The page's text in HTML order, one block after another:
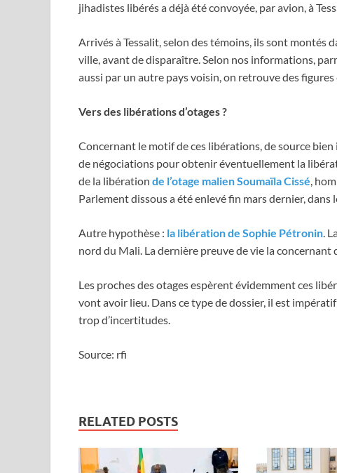
jihadistes libérés a déjà été convoyée, par avion, à
Arrivés à Tessalit, selon des témoins, ils sont montés
ville, avant de disparaître. Selon nos informations,
aussi par un autre pays voisin, on retrouve des
Vers des libérations d’otages?
Concernant le motif de ces libérations, de source
de négociations pour obtenir éventuellement la
de la libération de l’otage malien Soumaïla Cissé,
Parlement dissous a été enlevé fin mars dernier,
Autre hypothèse : la libération de Sophie Pétronin.
nord du Mali. La dernière preuve de vie la concernant
Les proches des otages espèrent évidemment ces
vont avoir lieu. Dans ce type de dossier, il est
trop d’incertitudes.
Source: rfi
RELATED POSTS